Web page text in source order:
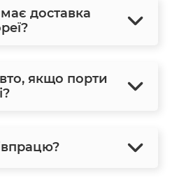
доставка
якщо порти